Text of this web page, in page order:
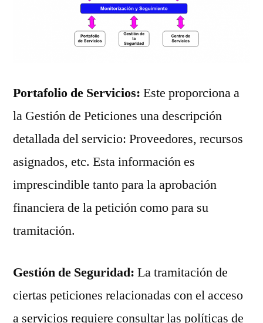
Portafolio de Servicios: Este proporciona a
la Gestión de Peticiones una descripción
detallada del servicio: Proveedores, recursos
asignados, etc. Esta información es
imprescindible tanto para la aprobación
financiera de la petición como para su
tramitación.
Gestión de Seguridad: La tramitación de
ciertas peticiones relacionadas con el acceso
a servicios requiere consultar las políticas de